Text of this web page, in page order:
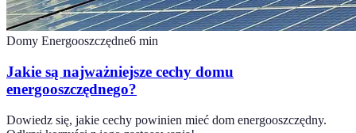
Domy Energooszczędne6 min
Jakie są najważniejsze cechy domu
energooszczędnego?
Dowiedz się, jakie cechy powinien mieć dom energooszczędny.